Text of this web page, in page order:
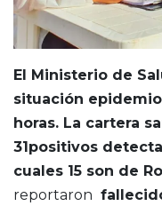
El Ministerio de
situación
horas. La cartera
31positivos
cuales 15 son de
reportaron